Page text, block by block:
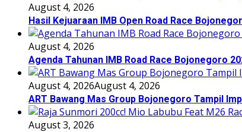
August 4, 2026
Hasil Kejuaraan IMB Open Road Race
August 4, 2026
Agenda Tahunan IMB Road Race Bojonegoro
August 4, 2026August 4, 2026
ART Bawang Mas Group Bojonegoro Tampil
August 3, 2026